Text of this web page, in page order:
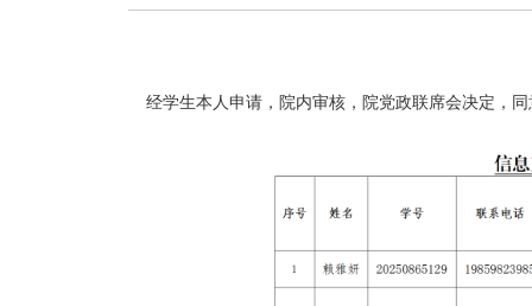
经学生本人申请，院内审核，院党政联席会决定，